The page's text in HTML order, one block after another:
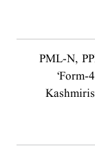
PML-N,
‘Form-